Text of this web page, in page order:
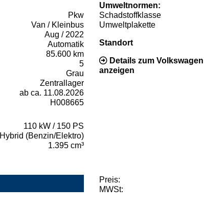
Pkw
Van / Kleinbus
Aug / 2022
Automatik
85.600 km
5
Grau
Zentrallager
ab ca. 11.08.2026
H008665
110 kW / 150 PS
Hybrid (Benzin/Elektro)
1.395 cm³
Umweltnormen:
Schadstoffklasse
Umweltplakette
Standort
Details zum
anzeigen
Preis:
MWSt: